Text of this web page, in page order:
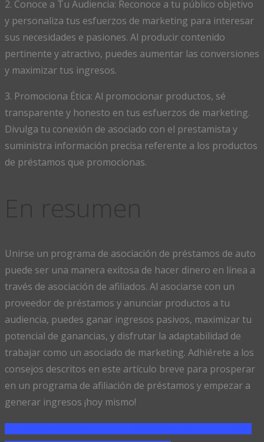
2. Conoce a Tu Audiencia: Reconoce a tu público objetivo
y personaliza tus esfuerzos de marketing para interesar
sus necesidades e pasiones. Al producir contenido
pertinente y atractivo, puedes aumentar las conversiones
y maximizar tus ingresos.
3. Promociona Ética: Al promocionar productos, sé
transparente y honesto en tus esfuerzos de marketing.
Divulga tu conexión de asociado con el prestamista y
suministra información precisa referente a los productos
de préstamos que promocionas.
Unirse un programa de asociación de préstamos de auto
puede ser una manera exitosa de hacer dinero en línea a
través de asociación de afiliados. Al asociarse con un
proveedor de préstamos y anunciar productos a tu
audiencia, puedes ganar ingresos pasivos, maximizar tu
potencial de ganancias, y disfrutar la adaptabilidad de
trabajar como un asociado de marketing. Adhiérete a los
consejos descritos en este artículo breve para prosperar
en un programa de afiliación de préstamos y empezar a
generar ingresos ¡hoy mismo!